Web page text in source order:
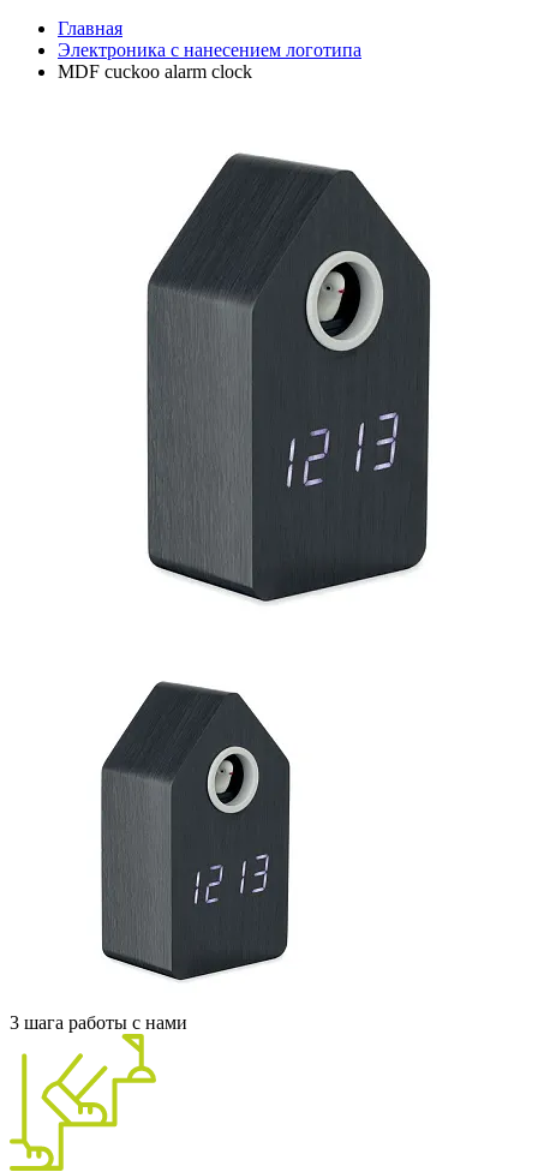
Главная
Электроника с нанесением логотипа
MDF cuckoo alarm clock
3 шага работы с нами